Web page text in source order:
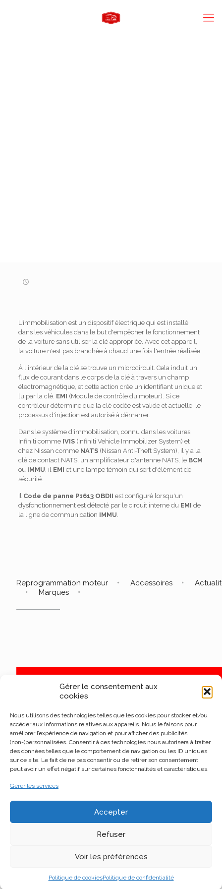
Gérer le consentement aux
cookies
Nous utilisons des technologies telles que les cookies pour stocker et/ou
accéder aux informations relatives aux appareils. Nous le faisons pour
améliorer l’expérience de navigation et pour afficher des publicités
(non-)personnalisées. Consentir à ces technologies nous autorisera à traiter
des données telles que le comportement de navigation ou les ID uniques
sur ce site. Le fait de ne pas consentir ou de retirer son consentement
peut avoir un effet négatif sur certaines fonctonnalités et caractéristiques.
Gérer les services
Accepter
Refuser
Voir les préférences
Politique de cookiesPolitique de confidentialité
L'immobilisation est un dispositif électrique qui est installé
dans les véhicules dans le but d'empêcher le fonctionnement
de la voiture sans utiliser la clé appropriée. Avec cet appareil,
la voiture n'est pas branchée à chaud une fois l'entrée réalisée.
À l'intérieur de la clé se trouve un microcircuit. Cela induit un
flux de courant dans le corps de la clé à travers un champ
électromagnétique, et cette action crée un identifiant unique et
lu par la clé. EMI (Module de contrôle du moteur). Si ce
contrôleur détermine que la clé codée est valide et actuelle, le
processus d'injection est autorisé à démarrer.
Dans le système d'immobilisation, connu dans les voitures
Infiniti comme IVIS(Infiniti Vehicle Immobilizer System) et
chez Nissan comme NATS(Nissan Anti-Theft System), il y a la
clé de contact NATS, un amplificateur d'antenne NATS, le BCM
ou IMMU, il EMI et une lampe témoin qui sert d'élément de
sécurité.
Il Code de panne P1613 OBDII est configuré lorsqu'un
dysfonctionnement est détecté par le circuit interne du EMI de
la ligne de communication IMMU.
Reprogrammation moteur Accessoires
Marques